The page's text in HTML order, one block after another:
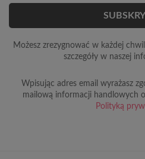
Możesz zrezygnować w każdej
szczegóły w naszej
Wpisując adres email wyrażasz
mailową informacji handlowych
Polityką